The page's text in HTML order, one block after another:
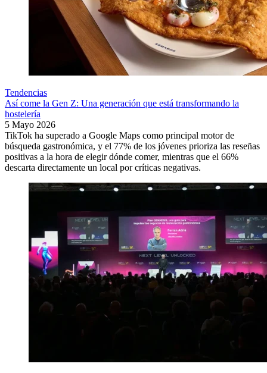
Tendencias
Así come la Gen Z: Una generación que está transformando la
hostelería
5 Mayo 2026
TikTok ha superado a Google Maps como principal motor de
búsqueda gastronómica, y el 77% de los jóvenes prioriza las reseñas
positivas a la hora de elegir dónde comer, mientras que el 66%
descarta directamente un local por críticas negativas.